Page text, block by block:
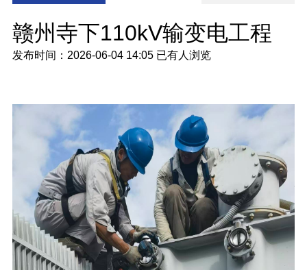
赣州寺下110kV输变电工程
发布时间：2026-06-04 14:05 已有人浏览